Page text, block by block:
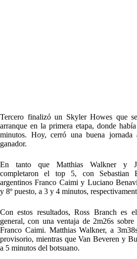
Tercero finalizó un Skyler Howes que
arranque en la primera etapa, donde
minutos. Hoy, cerró una buena jornada
ganador.
En tanto que Matthias Walkner y
completaron el top 5, con Sebastian
argentinos Franco Caimi y Luciano
y 8º puesto, a 3 y 4 minutos,
Con estos resultados, Ross Branch es
general, con una ventaja de 2m26s sobre
Franco Caimi. Matthias Walkner, a
provisorio, mientras que Van Beveren y
a 5 minutos del botsuano.